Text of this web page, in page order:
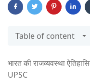
Table of content
भारत की राजव्यवस्था
UPSC